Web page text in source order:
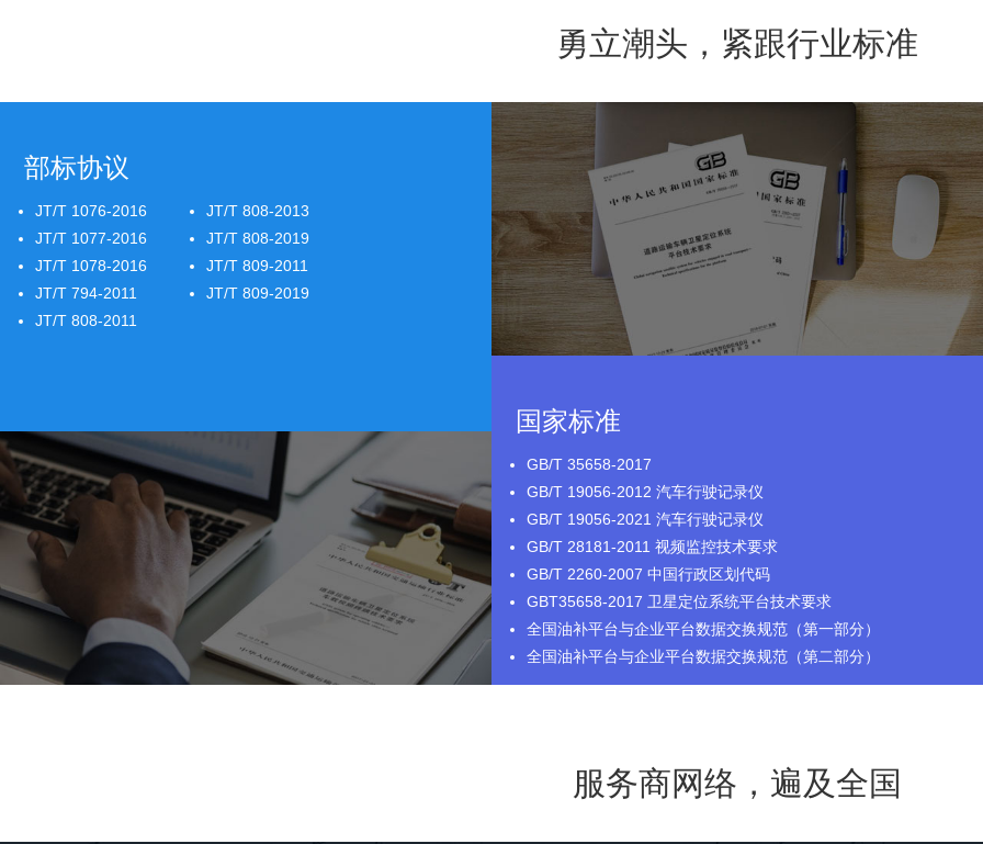
勇立潮头，紧跟行业标准
部标协议
JT/T 1076-2016
JT/T 1077-2016
JT/T 1078-2016
JT/T 794-2011
JT/T 808-2011
JT/T 808-2013
JT/T 808-2019
JT/T 809-2011
JT/T 809-2019
国家标准
GB/T 35658-2017
GB/T 19056-2012 汽车行驶记录仪
GB/T 19056-2021 汽车行驶记录仪
GB/T 28181-2011 视频监控技术要求
GB/T 2260-2007 中国行政区划代码
GBT35658-2017 卫星定位系统平台技术要求
全国油补平台与企业平台数据交换规范（第一部分）
全国油补平台与企业平台数据交换规范（第二部分）
服务商网络，遍及全国